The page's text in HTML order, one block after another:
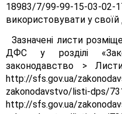
18983/7/99-99-15-03-02-
використовувати у своїй
Зазначені листи
ДФС у розділі
законодавство >
http://sfs.gov.ua/
zakonodavstvo/
http://sfs.gov.ua/